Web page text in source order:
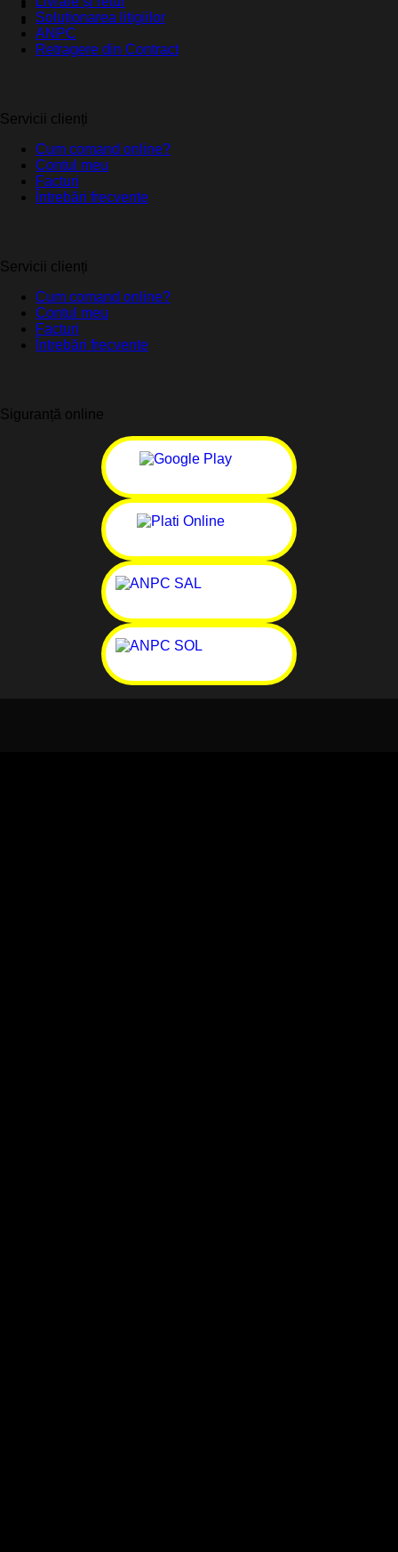
Soluționarea litigiilor
ANPC
Retragere din Contract
Servicii clienți
Cum comand online?
Contul meu
Facturi
Întrebări frecvente
Servicii clienți
Cum comand online?
Contul meu
Facturi
Întrebări frecvente
Siguranță online